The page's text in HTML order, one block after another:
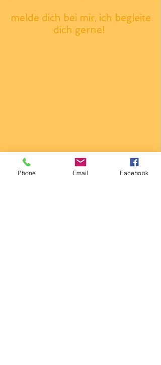
melde dich bei mir, ich begleite
dich gerne!
Phone Email Facebook